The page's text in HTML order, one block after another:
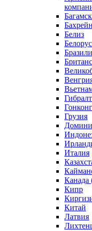
Бахрейн
Белиз
Гонконг
Грузия
Италия
Канада
Кипр
Китай
Латвия